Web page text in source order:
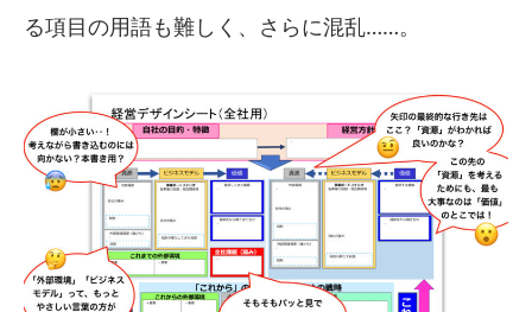
る項目の用語も難しく、さらに混乱……。